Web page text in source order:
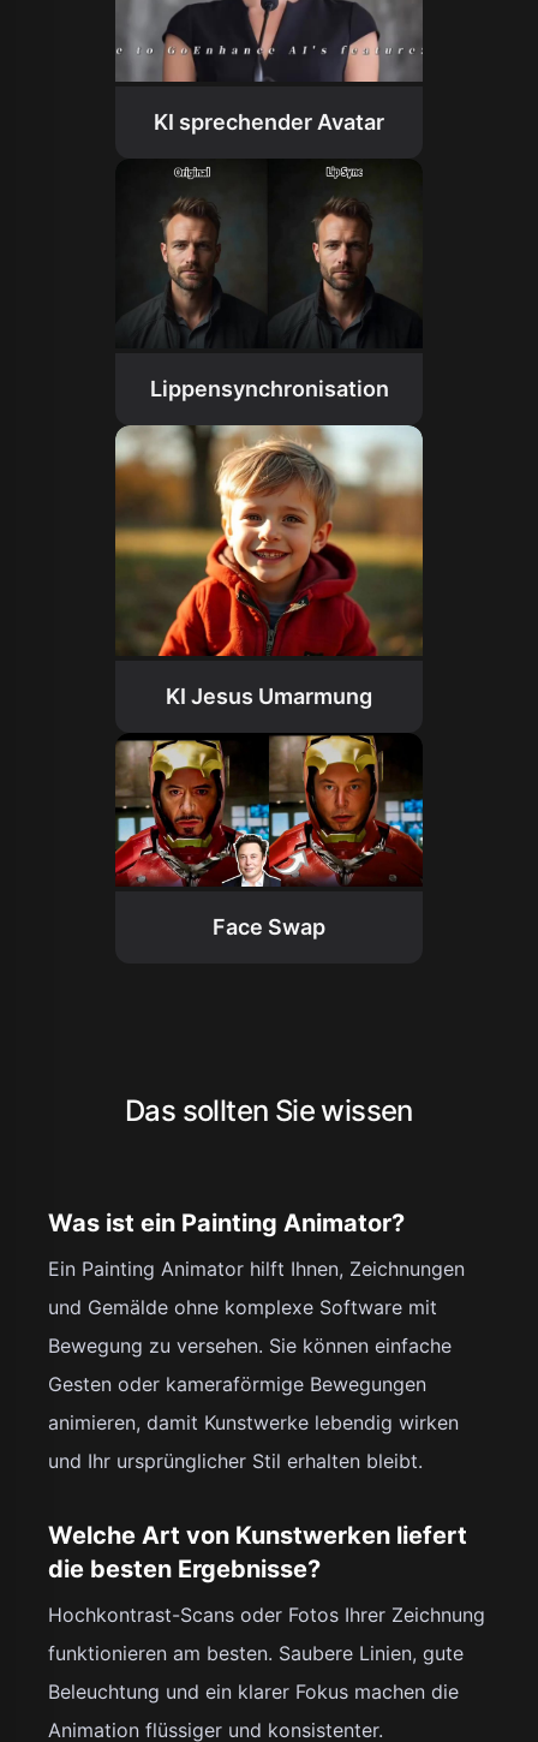
KI sprechender Avatar
Lippensynchronisation
KI Jesus Umarmung
Face Swap
Das sollten Sie wissen
Was ist ein Painting Animator?
Ein Painting Animator hilft Ihnen, Zeichnungen
und Gemälde ohne komplexe Software mit
Bewegung zu versehen. Sie können einfache
Gesten oder kameraförmige Bewegungen
animieren, damit Kunstwerke lebendig wirken
und Ihr ursprünglicher Stil erhalten bleibt.
Welche Art von Kunstwerken liefert
die besten Ergebnisse?
Hochkontrast-Scans oder Fotos Ihrer Zeichnung
funktionieren am besten. Saubere Linien, gute
Beleuchtung und ein klarer Fokus machen die
Animation flüssiger und konsistenter.